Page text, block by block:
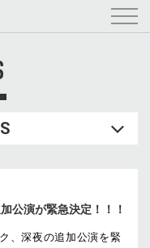
公演が緊急決定！！！
、深夜の追加公演を緊